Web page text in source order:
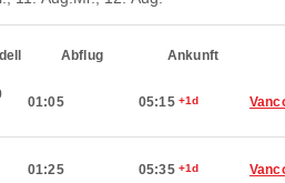
Abflug Ankunft
01:05 05:15 +1d
01:25 05:35 +1d